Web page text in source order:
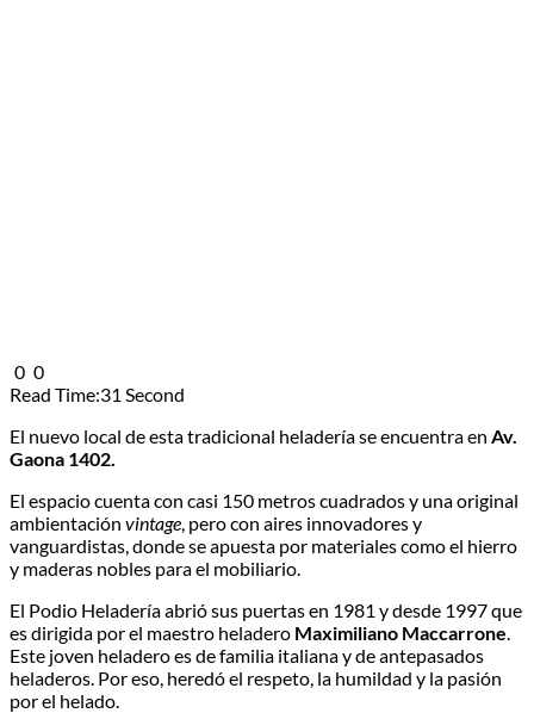
0 0
Read Time:31 Second
El nuevo local de esta tradicional heladería se encuentra en Av.
Gaona 1402.
El espacio cuenta con casi 150 metros cuadrados y una original
ambientación vintage, pero con aires innovadores y
vanguardistas, donde se apuesta por materiales como el hierro
y maderas nobles para el mobiliario.
El Podio Heladería abrió sus puertas en 1981 y desde 1997 que
es dirigida por el maestro heladero Maximiliano Maccarrone.
Este joven heladero es de familia italiana y de antepasados
heladeros. Por eso, heredó el respeto, la humildad y la pasión
por el helado.